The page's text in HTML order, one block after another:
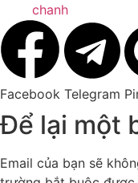
chanh
Facebook Telegram
Để lại một
Email của bạn sẽ